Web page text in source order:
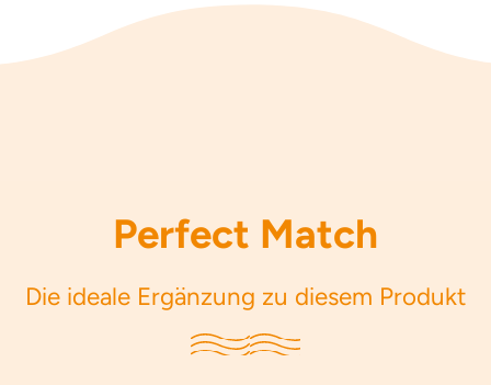
Perfect Match
Die ideale Ergänzung zu diesem Produkt